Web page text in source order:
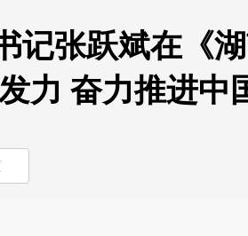
记张跃斌在《
力 奋力推进中